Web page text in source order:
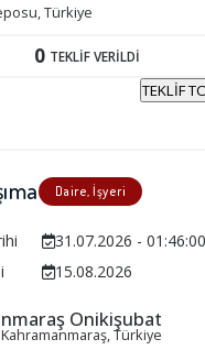
Türkiye
0 TEKLİF VERİLDİ
TEKLİF
Daire, İşyeri
31.07.2026 - 01:46:00
15.08.2026
Onikişubat
Türkiye
Fiyatlandırma Dengesi